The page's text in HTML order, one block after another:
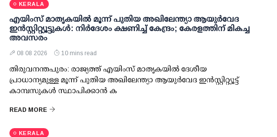
KERALA
എയിംസ് മാതൃകയില്‍ മൂന്ന് പുതിയ അഖിലേന്ത്യാ ആയുര്‍വേദ
ഇന്‍സ്റ്റിറ്റ്യൂട്ടുകള്‍: നിര്‍ദേശം ക്ഷണിച്ച് കേന്ദ്രം; കേരളത്തിന് മികച്ച
അവസരം
08 08 2026 10 mins read
തിരുവനന്തപുരം: രാജ്യത്ത് എയിംസ് മാതൃകയില്‍ ദേശീയ
പ്രാധാന്യമുള്ള മൂന്ന് പുതിയ അഖിലേന്ത്യാ ആയുര്‍വേദ ഇന്‍സ്റ്റിറ്റ്യൂട്ട്
കാമ്പസുകള്‍ സ്ഥാപിക്കാന്‍ ക
READ MORE
KERALA